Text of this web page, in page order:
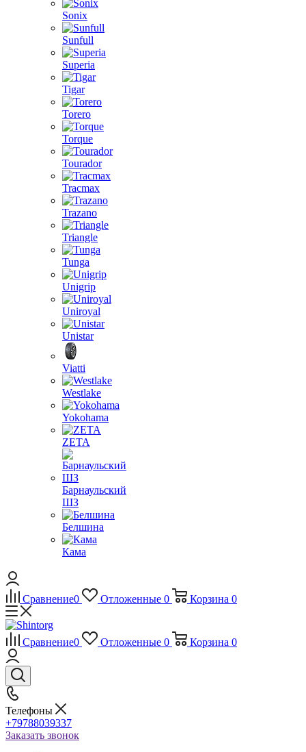
Sonix
Sunfull
Superia
Tigar
Torero
Torque
Tourador
Tracmax
Trazano
Triangle
Tunga
Unigrip
Uniroyal
Unistar
Viatti
Westlake
Yokohama
ZETA
Барнаульский
ШЗ
Белшина
Кама
Сравнение0 Отложенные 0 Корзина 0
Сравнение0 Отложенные 0 Корзина 0
Телефоны
+79788039337
Заказать звонок